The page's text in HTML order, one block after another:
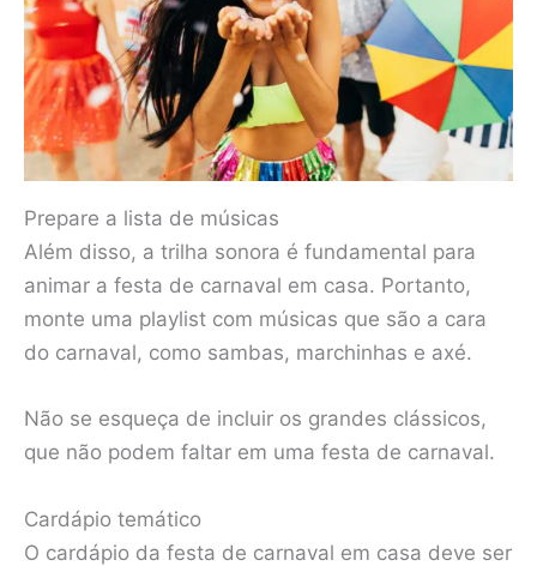
Prepare a lista de músicas
Além disso, a trilha sonora é fundamental para
animar a festa de carnaval em casa. Portanto,
monte uma playlist com músicas que são a cara
do carnaval, como sambas, marchinhas e axé.
Não se esqueça de incluir os grandes clássicos,
que não podem faltar em uma festa de carnaval.
Cardápio temático
O cardápio da festa de carnaval em casa deve ser